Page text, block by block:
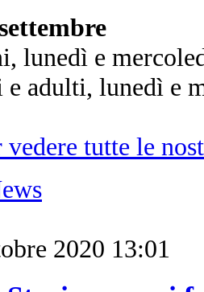
lunedì e
e adulti, lunedì e
tutte le
2020 13:01